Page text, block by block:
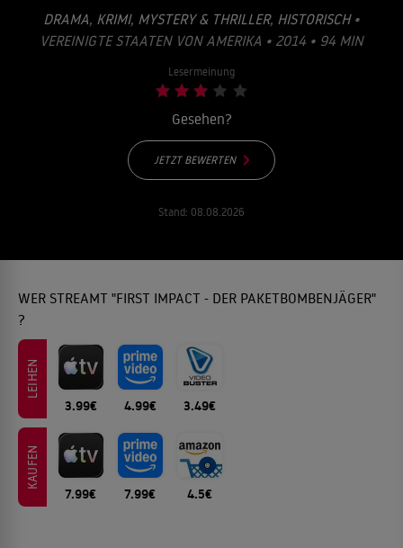
DRAMA, KRIMI, MYSTERY & THRILLER, HISTORISCH•
VEREINIGTE STAATEN VON AMERIKA • 2014 • 94 MIN
Lesermeinung
Gesehen?
JETZT BEWERTEN
Stand: 08.08.2026
WER STREAMT "FIRST IMPACT - DER PAKETBOMBENJÄGER"
?
LEIHEN
3.99€ 4.99€ 3.49€
KAUFEN
7.99€ 7.99€ 4.5€